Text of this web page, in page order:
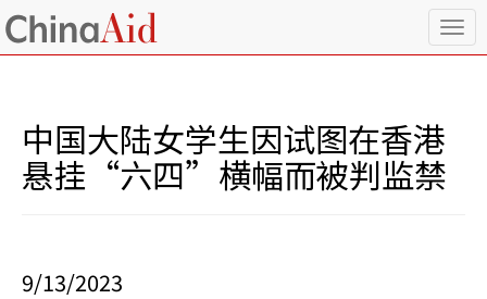
T
o
中国大陆女学生因试图在香港
悬挂“六四”横幅而被判监禁
9/13/2023